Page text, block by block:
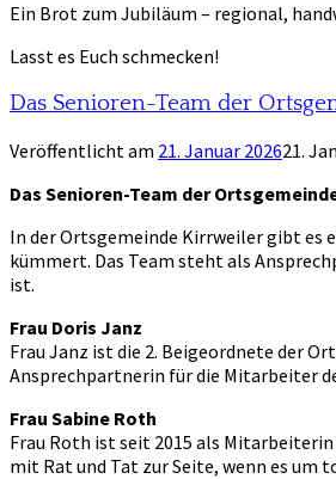
Ein Brot zum Jubiläum – regional,
Lasst es Euch schmecken!
Das Senioren-Team der
Veröffentlicht am 21. Januar 202621.
Das Senioren-Team der
In der Ortsgemeinde Kirrweiler gibt es
kümmert. Das Team steht als
ist.
Frau Doris Janz
Frau Janz ist die 2. Beigeordnete der
Ansprechpartnerin für die Mitarbeiter
Frau Sabine Roth
Frau Roth ist seit 2015 als
mit Rat und Tat zur Seite, wenn es um